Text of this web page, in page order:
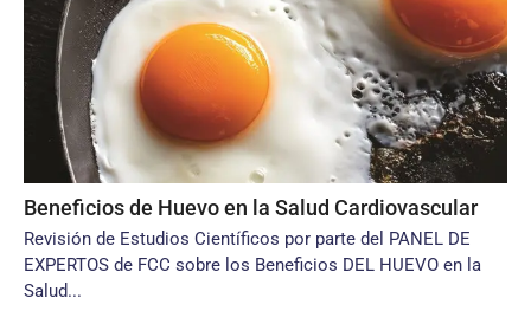
Beneficios de Huevo en la Salud Cardiovascular
Revisión de Estudios Científicos por parte del PANEL DE
EXPERTOS de FCC sobre los Beneficios DEL HUEVO en la
Salud...